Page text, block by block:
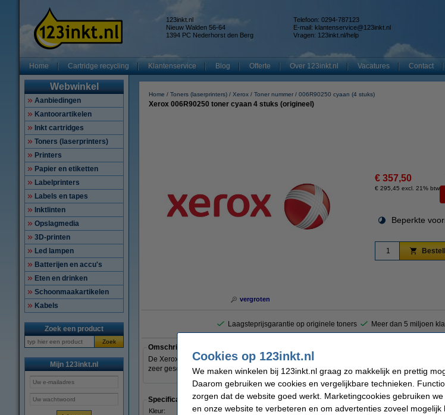
123inkt.nl
Nieuw Walden 56-64
1394 PC Nederhorst den Berg
Telefoon: 0294-787123
E-mail: klantenservice@123inkt.nl
Vragen: 123inkt.nl/help
Home Cartridge recycling Klantenservice Blog Offerte Over 123inkt.nl Vacatures Contact
Webwinkel
Aanbiedingen
Kantoorartikelen
Inkt cartridges
Toners (laserprinters)
Printers
Papier en etiketten
Labelprinters
Labels en tapes
Inktlinten
Opslagmedia
3D-printen
Led lampen
Batterijen en accu's
Eten en drinken
Schoonmaakartikelen
Kabels
Zoek een product
Zoek
Mijn 123inkt.nl
Home Toners (laserprinters) Xerox Toner nummer 006R90250 cyaan (4 stuks)
Xerox 006R90250 toner cyaan 4 stuks (origineel)
vergroten
€ 357,50
€ 295,45 excl. 21% btw
Beperkte
Laagsteprijsgarantie op originele toners Meer dan 5 miljoen
Omschrijving
De Xerox 006R90250 toner cyaan staat ook bekend onder Xerox nummer 6R90250.
zeer geschikt voor het afdrukken van afbeeldingen.
Specificaties
Kleur: cyaan
Cookies op 123inkt.nl
We maken winkelen bij 123inkt.nl graag zo makkelijk en prettig
Daarom gebruiken we cookies en vergelijkbare technieken.
zorgen dat de website goed werkt. Marketingcookies gebruiken
en onze website te verbeteren en om advertenties zoveel mogelijk